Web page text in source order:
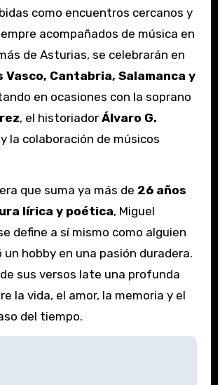
como encuentros cercanos y
acompañados de música en
de Asturias, se celebrarán en
Vasco, Cantabria, Salamanca y
en ocasiones con la soprano
, el historiador Álvaro G.
y la colaboración de músicos
que suma ya más de 26 años
lírica y poética, Miguel
define a sí mismo como alguien
hobby en una pasión duradera.
sus versos late una profunda
la vida, el amor, la memoria y el
del tiempo.